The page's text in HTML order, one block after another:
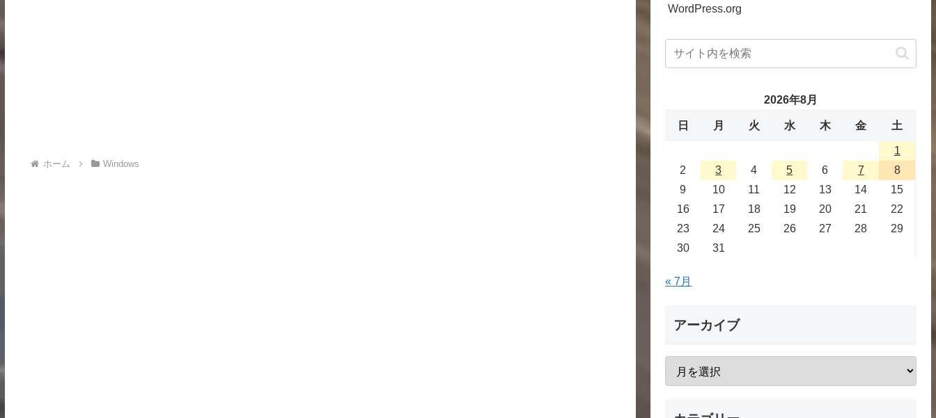
ホーム Windows
WordPress.org
2026年8月
日 月 火 水 木 金 土
1
2
3 4 5 6 7
8
9
10 11 12 13 14
15
16
17 18 19 20 21
22
23
24 25 26 27 28
29
30
31
« 7月
アーカイブ